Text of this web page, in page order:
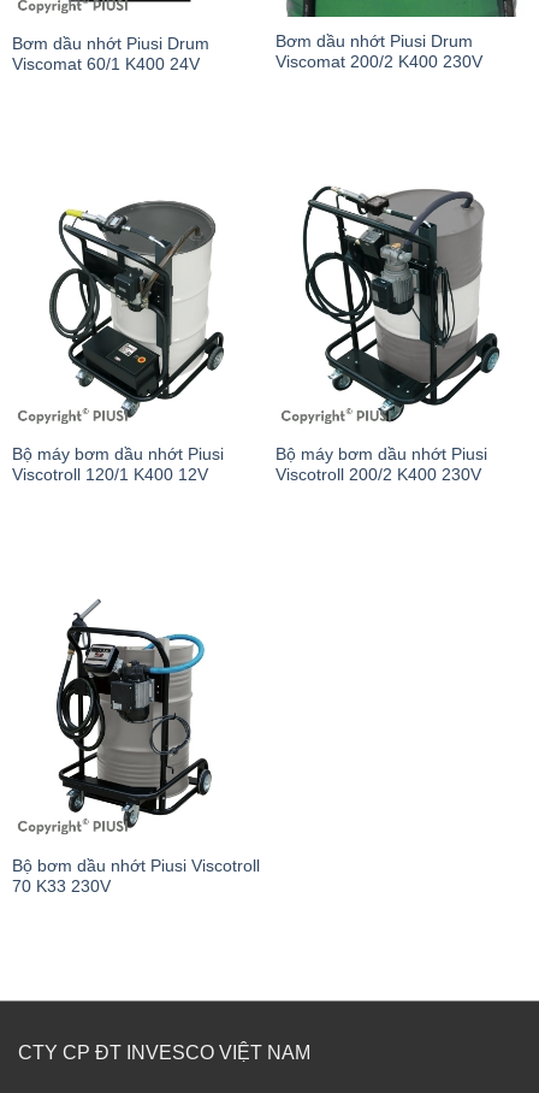
Bơm dầu nhớt Piusi Drum
Viscomat 60/1 K400 24V
Bơm dầu nhớt Piusi Drum
Viscomat 200/2 K400 230V
Bộ máy bơm dầu nhớt Piusi
Viscotroll 120/1 K400 12V
Bộ máy bơm dầu nhớt Piusi
Viscotroll 200/2 K400 230V
Bộ bơm dầu nhớt Piusi Viscotroll
70 K33 230V
CTY CP ĐT INVESCO VIỆT NAM